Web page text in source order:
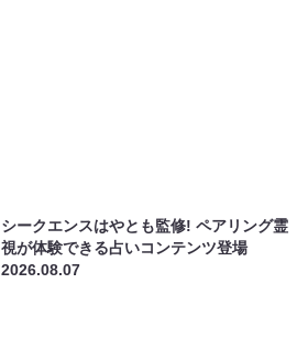
シークエンスはやとも監修! ペアリング霊
視が体験できる占いコンテンツ登場
2026.08.07